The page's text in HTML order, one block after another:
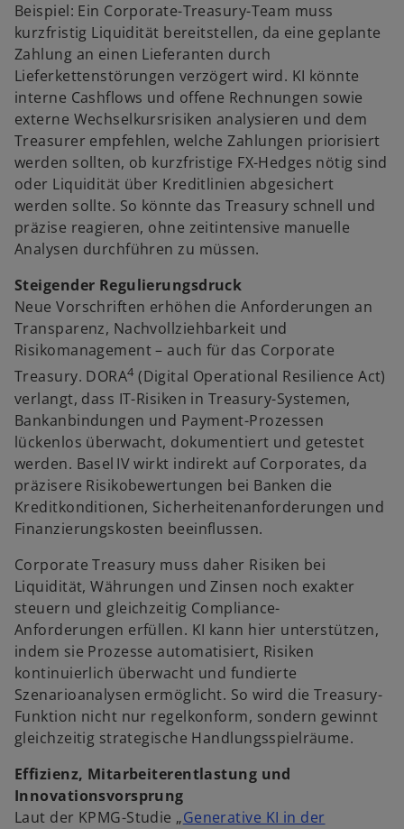
Beispiel: Ein Corporate-Treasury-Team muss
kurzfristig Liquidität bereitstellen, da eine geplante
Zahlung an einen Lieferanten durch
Lieferkettenstörungen verzögert wird. KI könnte
interne Cashflows und offene Rechnungen sowie
externe Wechselkursrisiken analysieren und dem
Treasurer empfehlen, welche Zahlungen priorisiert
werden sollten, ob kurzfristige FX-Hedges nötig sind
oder Liquidität über Kreditlinien abgesichert
werden sollte. So könnte das Treasury schnell und
präzise reagieren, ohne zeitintensive manuelle
Analysen durchführen zu müssen.
Steigender Regulierungsdruck
Neue Vorschriften erhöhen die Anforderungen an
Transparenz, Nachvollziehbarkeit und
Risikomanagement – auch für das Corporate
Treasury. DORA4 (Digital Operational Resilience Act)
verlangt, dass IT-Risiken in Treasury-Systemen,
Bankanbindungen und Payment-Prozessen
lückenlos überwacht, dokumentiert und getestet
werden. Basel IV wirkt indirekt auf Corporates, da
präzisere Risikobewertungen bei Banken die
Kreditkonditionen, Sicherheitenanforderungen und
Finanzierungskosten beeinflussen.
Corporate Treasury muss daher Risiken bei
Liquidität, Währungen und Zinsen noch exakter
steuern und gleichzeitig Compliance-
Anforderungen erfüllen. KI kann hier unterstützen,
indem sie Prozesse automatisiert, Risiken
kontinuierlich überwacht und fundierte
Szenarioanalysen ermöglicht. So wird die Treasury-
Funktion nicht nur regelkonform, sondern gewinnt
gleichzeitig strategische Handlungsspielräume.
Effizienz, Mitarbeiterentlastung und
Innovationsvorsprung
Laut der KPMG-Studie „Generative KI in der